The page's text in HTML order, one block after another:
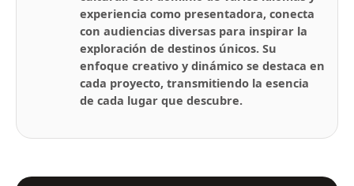
experiencia como presentadora, conecta
con audiencias diversas para inspirar la
exploración de destinos únicos. Su
enfoque creativo y dinámico se destaca en
cada proyecto, transmitiendo la esencia
de cada lugar que descubre.